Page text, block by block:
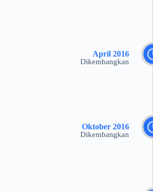
April 2016
Dikembangkan
Oktober 2016
Dikembangkan